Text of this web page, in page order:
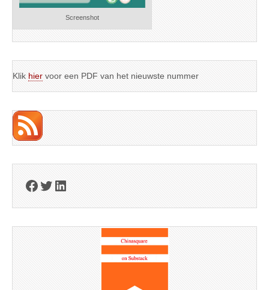
Screenshot
Klik hier voor een PDF van het nieuwste nummer
Facebook
Twitter
LinkedIn